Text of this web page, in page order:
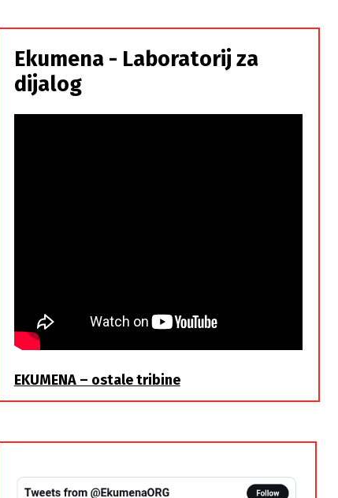
Srbi,
Ekumena - Laboratorij za
dijalog
EKUMENA – ostale tribine